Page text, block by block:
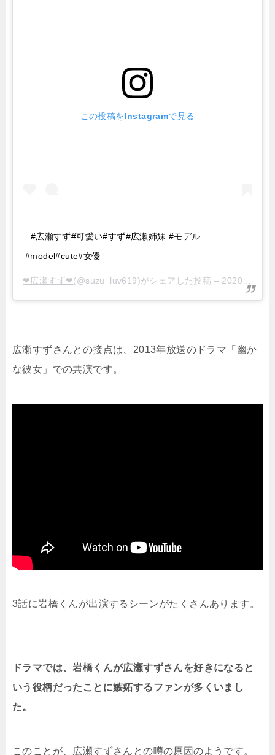
この投稿をInstagramで見る
. #広瀬すず#可愛い#すず#広瀬姉妹 #モデル
#model#cute#女優
❤︎広瀬すず❤︎(@suzu_luv619)がシェアした投稿 – 2020年 8月月8日午後8時42分PDT
広瀬すずさんとの接点は、2013年放送のドラマ「幽か
な彼女」での共演です。
3話に岩橋くんが出演するシーンがたくさんあります。
ドラマでは、岩橋くんが広瀬すずさんを好きになると
いう役柄だったことに嫉妬するファンが多くいまし
た。
このことが、広瀬すずさんとの噂の原因のようです。